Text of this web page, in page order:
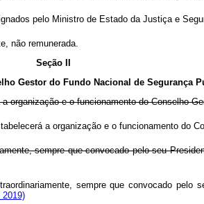
pelo Ministro de Estado da Justiça e
não remunerada.
Seção II
Gestor do Fundo Nacional de Segurança
organização e o funcionamento do Conselho
a organização e o funcionamento do
sempre que convocado pelo seu
sempre que convocado
2019)